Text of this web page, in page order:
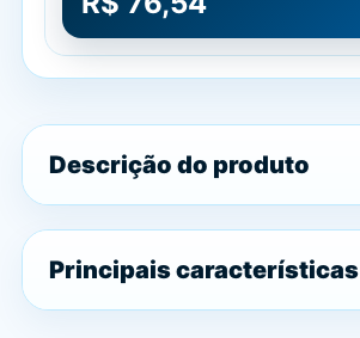
Descrição do produto
Principais características